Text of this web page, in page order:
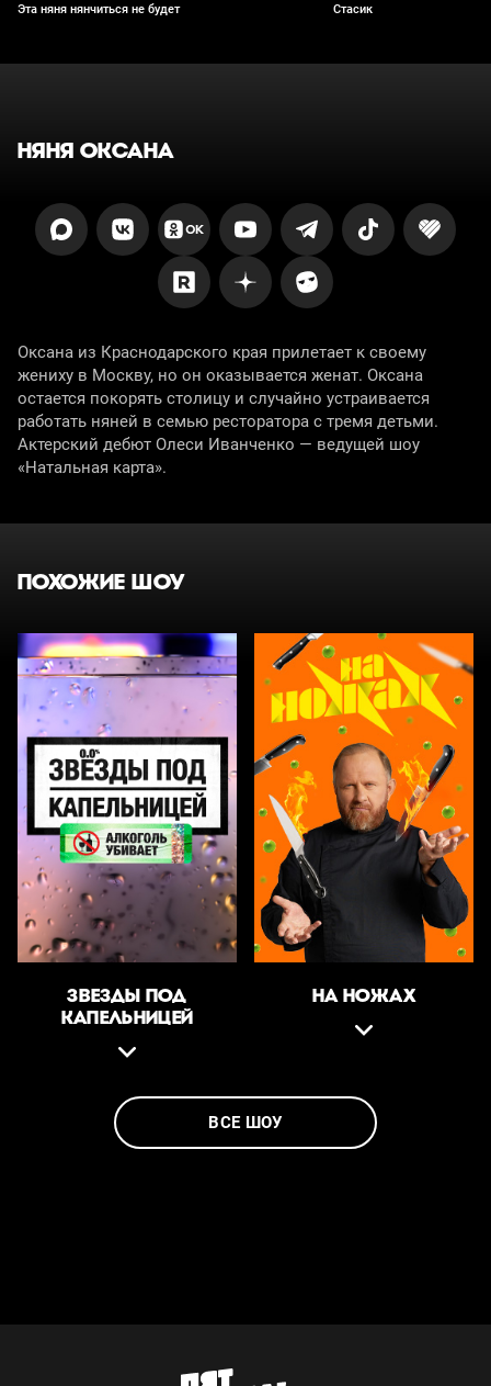
Эта няня нянчиться не будет Стасик
НЯНЯ ОКСАНА
Оксана из Краснодарского края прилетает к своему
жениху в Москву, но он оказывается женат. Оксана
остается покорять столицу и случайно устраивается
работать няней в семью ресторатора с тремя детьми.
Актерский дебют Олеси Иванченко — ведущей шоу
«Натальная карта».
ПОХОЖИЕ ШОУ
ЗВЕЗДЫ ПОД
КАПЕЛЬНИЦЕЙ
НА НОЖАХ
ВСЕ ШОУ